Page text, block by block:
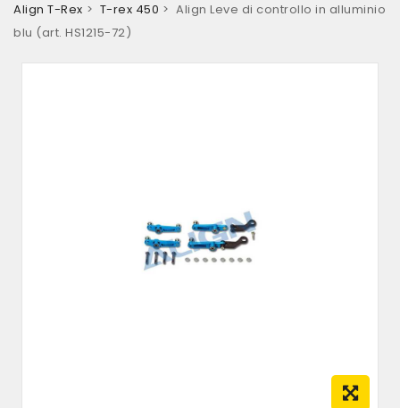
Align T-Rex
T-rex 450
Align Leve di controllo in alluminio
blu (art. HS1215-72)